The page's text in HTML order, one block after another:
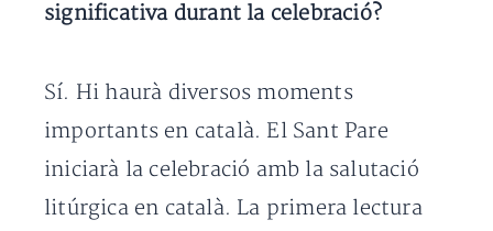
significativa durant la celebració?
Sí. Hi haurà diversos moments
importants en català. El Sant Pare
iniciarà la celebració amb la salutació
litúrgica en català. La primera lectura